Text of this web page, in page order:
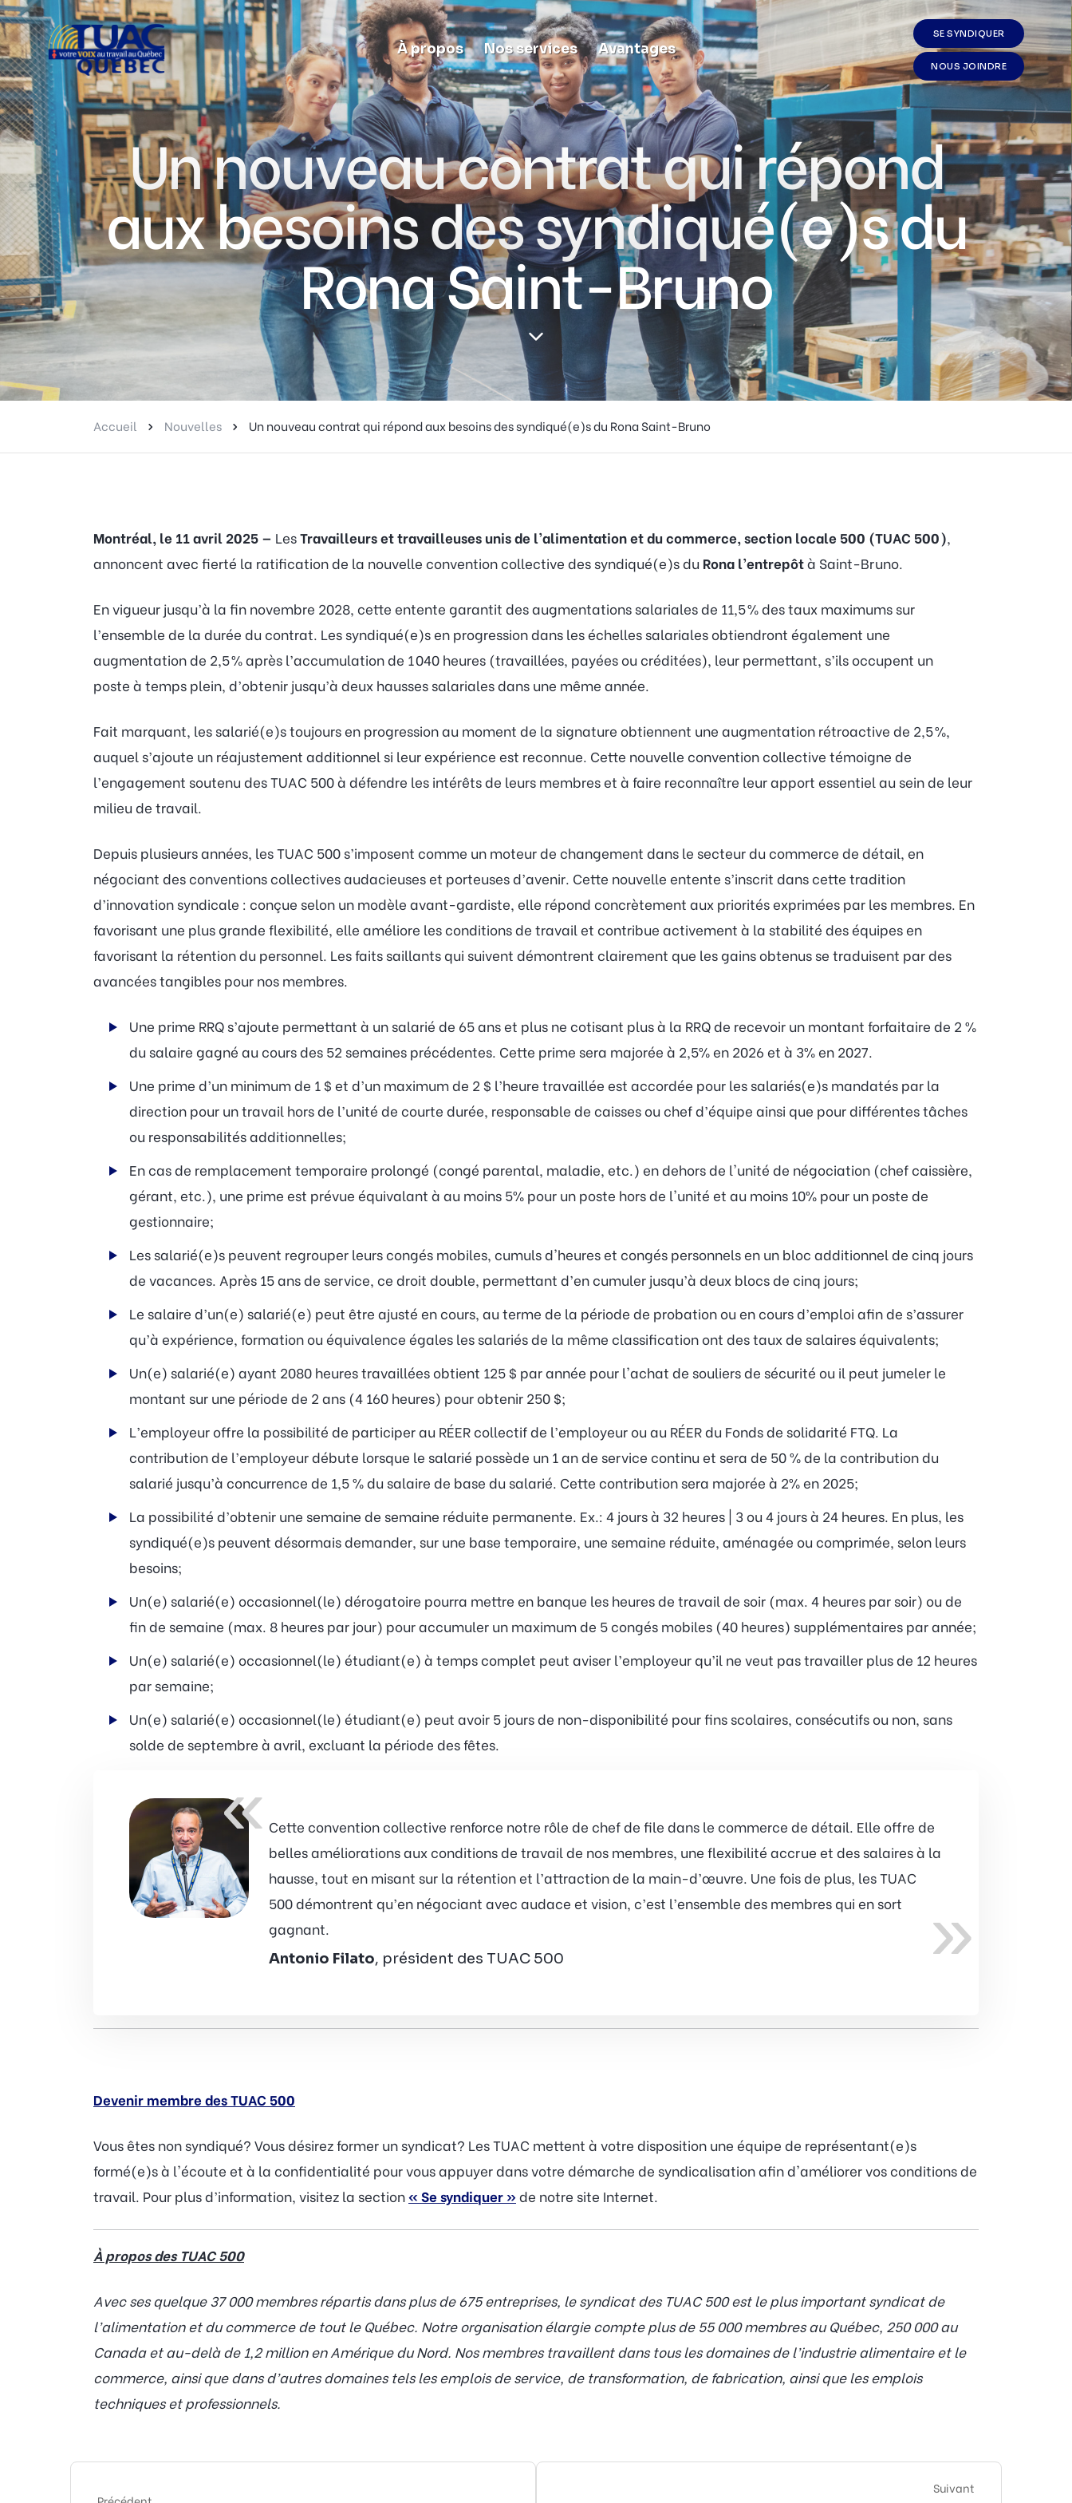
À propos Nos services Avantages
SE SYNDIQUER
NOUS JOINDRE
Un nouveau contrat qui répond
aux besoins des syndiqué(e)s du
Rona Saint-Bruno
Accueil Nouvelles Un nouveau contrat qui répond aux besoins des syndiqué(e)s du Rona Saint-Bruno
Montréal, le 11 avril 2025 — LesTravailleurs et travailleuses unis de l’alimentation et du commerce, section locale 500 (TUAC 500),
annoncent avec fierté la ratification de la nouvelle convention collective des syndiqué(e)s du Rona l’entrepôtà Saint-Bruno.
En vigueur jusqu’à la fin novembre 2028, cette entente garantit des augmentations salariales de 11,5 % des taux maximums sur
l’ensemble de la durée du contrat. Les syndiqué(e)s en progression dans les échelles salariales obtiendront également une
augmentation de 2,5 % après l’accumulation de 1 040 heures (travaillées, payées ou créditées), leur permettant, s’ils occupent un
poste à temps plein, d’obtenir jusqu’à deux hausses salariales dans une même année.
Fait marquant, les salarié(e)s toujours en progression au moment de la signature obtiennent une augmentation rétroactive de 2,5 %,
auquel s’ajoute un réajustement additionnel si leur expérience est reconnue. Cette nouvelle convention collective témoigne de
l’engagement soutenu des TUAC 500 à défendre les intérêts de leurs membres et à faire reconnaître leur apport essentiel au sein de leur
milieu de travail.
Depuis plusieurs années, les TUAC 500 s’imposent comme un moteur de changement dans le secteur du commerce de détail, en
négociant des conventions collectives audacieuses et porteuses d’avenir. Cette nouvelle entente s’inscrit dans cette tradition
d’innovation syndicale : conçue selon un modèle avant-gardiste, elle répond concrètement aux priorités exprimées par les membres. En
favorisant une plus grande flexibilité, elle améliore les conditions de travail et contribue activement à la stabilité des équipes en
favorisant la rétention du personnel. Les faits saillants qui suivent démontrent clairement que les gains obtenus se traduisent par des
avancées tangibles pour nos membres.
Une prime RRQ s’ajoute permettant à un salarié de 65 ans et plus ne cotisant plus à la RRQ de recevoir un montant forfaitaire de 2 %
du salaire gagné au cours des 52 semaines précédentes. Cette prime sera majorée à 2,5% en 2026 et à 3% en 2027.
Une prime d’un minimum de 1 $ et d’un maximum de 2 $ l’heure travaillée est accordée pour les salariés(e)s mandatés par la
direction pour un travail hors de l’unité de courte durée, responsable de caisses ou chef d’équipe ainsi que pour différentes tâches
ou responsabilités additionnelles;
En cas de remplacement temporaire prolongé (congé parental, maladie, etc.) en dehors de l'unité de négociation (chef caissière,
gérant, etc.), une prime est prévue équivalant à au moins 5% pour un poste hors de l'unité et au moins 10% pour un poste de
gestionnaire;
Les salarié(e)s peuvent regrouper leurs congés mobiles, cumuls d'heures et congés personnels en un bloc additionnel de cinq jours
de vacances. Après 15 ans de service, ce droit double, permettant d’en cumuler jusqu’à deux blocs de cinq jours;
Le salaire d’un(e) salarié(e) peut être ajusté en cours, au terme de la période de probation ou en cours d’emploi afin de s’assurer
qu’à expérience, formation ou équivalence égales les salariés de la même classification ont des taux de salaires équivalents;
Un(e) salarié(e) ayant 2080 heures travaillées obtient 125 $ par année pour l'achat de souliers de sécurité ou il peut jumeler le
montant sur une période de 2 ans (4 160 heures) pour obtenir 250 $;
L’employeur offre la possibilité de participer au RÉER collectif de l’employeur ou au RÉER du Fonds de solidarité FTQ. La
contribution de l’employeur débute lorsque le salarié possède un 1 an de service continu et sera de 50 % de la contribution du
salarié jusqu’à concurrence de 1,5 % du salaire de base du salarié. Cette contribution sera majorée à 2% en 2025;
La possibilité d’obtenir une semaine de semaine réduite permanente. Ex.: 4 jours à 32 heures | 3 ou 4 jours à 24 heures. En plus, les
syndiqué(e)s peuvent désormais demander, sur une base temporaire, une semaine réduite, aménagée ou comprimée, selon leurs
besoins;
Un(e) salarié(e) occasionnel(le) dérogatoire pourra mettre en banque les heures de travail de soir (max. 4 heures par soir) ou de
fin de semaine (max. 8 heures par jour) pour accumuler un maximum de 5 congés mobiles (40 heures) supplémentaires par année;
Un(e) salarié(e) occasionnel(le) étudiant(e) à temps complet peut aviser l’employeur qu’il ne veut pas travailler plus de 12 heures
par semaine;
Un(e) salarié(e) occasionnel(le) étudiant(e) peut avoir 5 jours de non-disponibilité pour fins scolaires, consécutifs ou non, sans
solde de septembre à avril, excluant la période des fêtes.
«
»
Cette convention collective renforce notre rôle de chef de file dans le commerce de détail. Elle offre de
belles améliorations aux conditions de travail de nos membres, une flexibilité accrue et des salaires à la
hausse, tout en misant sur la rétention et l’attraction de la main-d’œuvre. Une fois de plus, les TUAC
500 démontrent qu’en négociant avec audace et vision, c’est l’ensemble des membres qui en sort
gagnant.
Antonio Filato, président des TUAC 500
Devenir membre des TUAC 500
Vous êtes non syndiqué? Vous désirez former un syndicat? Les TUAC mettent à votre disposition une équipe de représentant(e)s
formé(e)s à l'écoute et à la confidentialité pour vous appuyer dans votre démarche de syndicalisation afin d'améliorer vos conditions de
travail. Pour plus d’information, visitez la section« Se syndiquer » de notre site Internet.
À propos des TUAC 500
Avec ses quelque 37 000 membres répartis dans plus de 675 entreprises, le syndicat des TUAC 500 est le plus important syndicat de
l’alimentation et du commerce de tout le Québec. Notre organisation élargie compte plus de 55 000 membres au Québec, 250 000 au
Canada et au-delà de 1,2 million en Amérique du Nord. Nos membres travaillent dans tous les domaines de l’industrie alimentaire et le
commerce, ainsi que dans d’autres domaines tels les emplois de service, de transformation, de fabrication, ainsi que les emplois
techniques et professionnels.
Suivant